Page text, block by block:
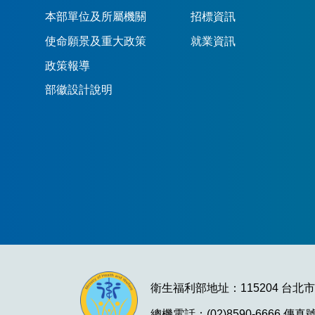
本部單位及所屬機關
使命願景及重大政策
政策報導
部徽設計說明
招標資訊
就業資訊
衛生福利部地址：115204 台北